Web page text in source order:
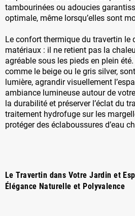
tambourinées ou adoucies
optimale, même lorsqu’elles sont
Le confort thermique du travertin le
matériaux : il ne retient pas la
agréable sous les pieds en plein
comme le beige ou le gris silver,
lumière, agrandir visuellement
ambiance lumineuse autour de
la durabilité et préserver l’éclat du
traitement hydrofuge sur les
protéger des éclaboussures d’eau
Le Travertin dans Votre Jardin et
Élégance Naturelle et Polyvalence